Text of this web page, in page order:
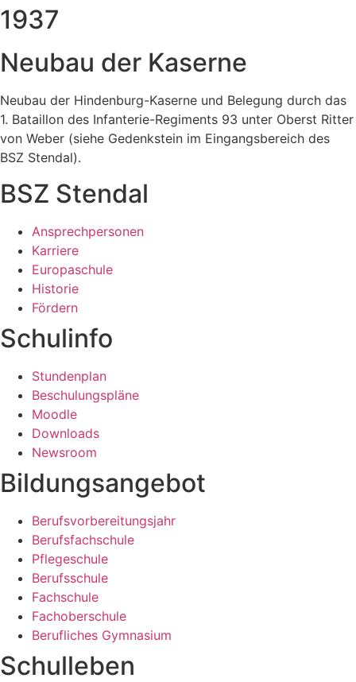
1937
Neubau der Kaserne
Neubau der Hindenburg-Kaserne und Belegung durch das
1. Bataillon des Infanterie-Regiments 93 unter Oberst Ritter
von Weber (siehe Gedenkstein im Eingangsbereich des
BSZ Stendal).
BSZ Stendal
Ansprechpersonen
Karriere
Europaschule
Historie
Fördern
Schulinfo
Stundenplan
Beschulungspläne
Moodle
Downloads
Newsroom
Bildungsangebot
Berufsvorbereitungsjahr
Berufsfachschule
Pflegeschule
Berufsschule
Fachschule
Fachoberschule
Berufliches Gymnasium
Schulleben